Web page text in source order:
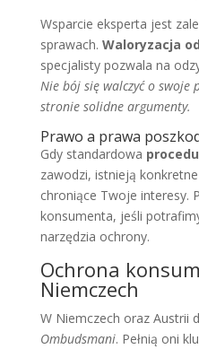
Wsparcie eksperta jest
sprawach. Waloryzacja
specjalisty pozwala na
Nie bój się walczyć o swoje
stronie solidne argumenty.
Prawo a prawa
Gdy standardowa
zawodzi, istnieją
chroniące Twoje interesy.
konsumenta, jeśli
narzędzia ochrony.
Ochrona
Niemczech
W Niemczech oraz Austrii
Ombudsmani. Pełnią oni